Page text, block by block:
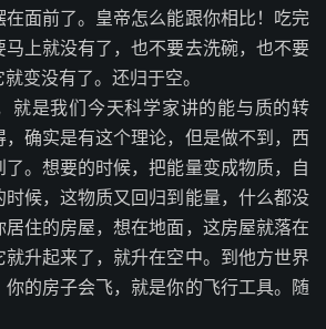
面前了。皇帝怎么能跟你相比！吃完
上就没有了，也不要去洗碗，也不要
变没有了。还归于空。
是我们今天科学家讲的能与质的转
确实是有这个理论，但是做不到，西
。想要的时候，把能量变成物质，自
时候，这物质又回归到能量，什么都没
住的房屋，想在地面，这房屋就落在
升起来了，就升在空中。到他方世界
的房子会飞，就是你的飞行工具。随